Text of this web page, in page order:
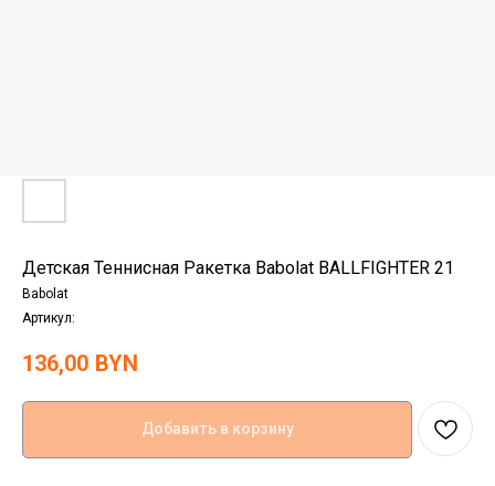
Детская Теннисная Ракетка Babolat BALLFIGHTER 21
Babolat
Артикул:
136,00 BYN
Добавить в корзину